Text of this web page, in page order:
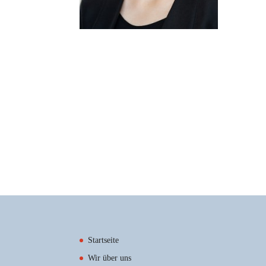
Startseite
Wir über uns